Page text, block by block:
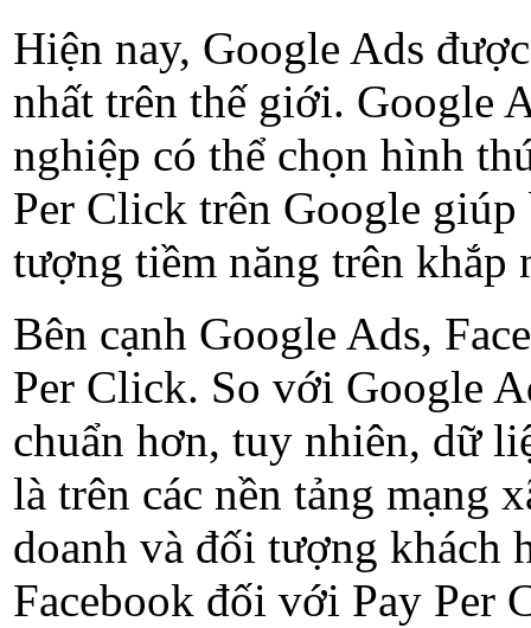
Hiện nay, Google Ads
nhất trên thế giới. Google
nghiệp có thể chọn hình
Per Click trên Google
tượng tiềm năng trên khắp
Bên cạnh Google Ads,
Per Click. So với Google
chuẩn hơn, tuy nhiên, dữ
là trên các nền tảng mạng
doanh và đối tượng khách
Facebook đối với Pay Per